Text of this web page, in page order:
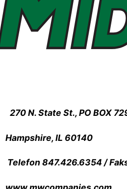
270 N. State St., PO BOX
Hampshire, IL 60140
Telefon 847.426.6354 /